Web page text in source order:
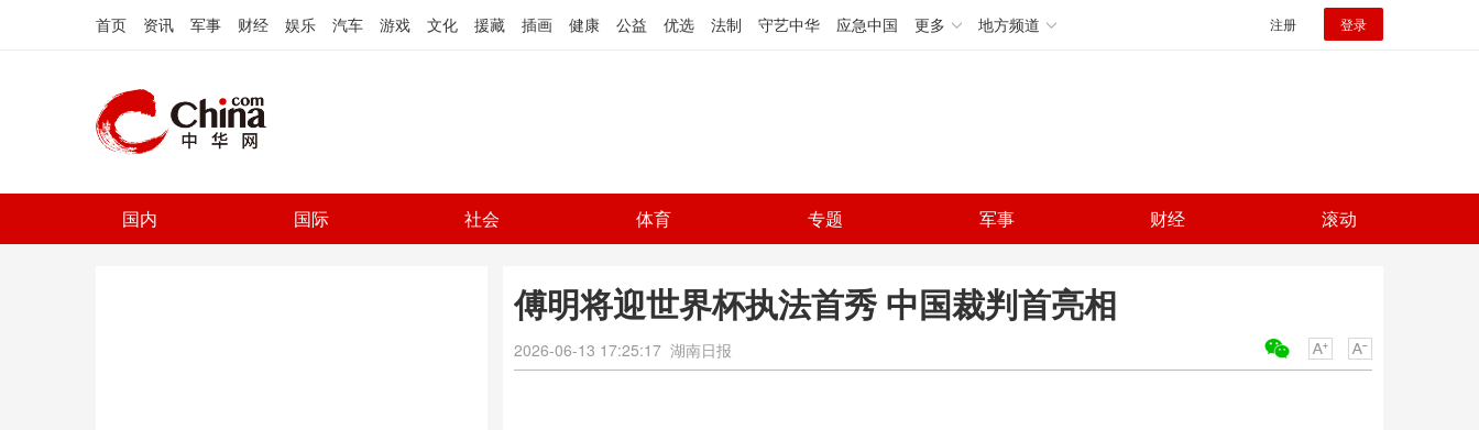
首页 资讯 军事 财经 娱乐 汽车 游戏 文化 援藏 插画 健康 公益 优选 法制 守艺中华 应急中国 更多 地方频道 注册 登录
国内 国际 社会 体育 专题 军事 财经 滚动
傅明将迎世界杯执法首秀 中国裁判首亮相
2026-06-13 17:25:17 湖南日报